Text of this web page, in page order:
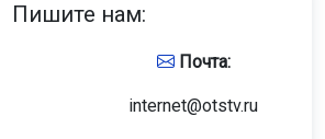
Пишите нам:
Почта:
internet@otstv.ru